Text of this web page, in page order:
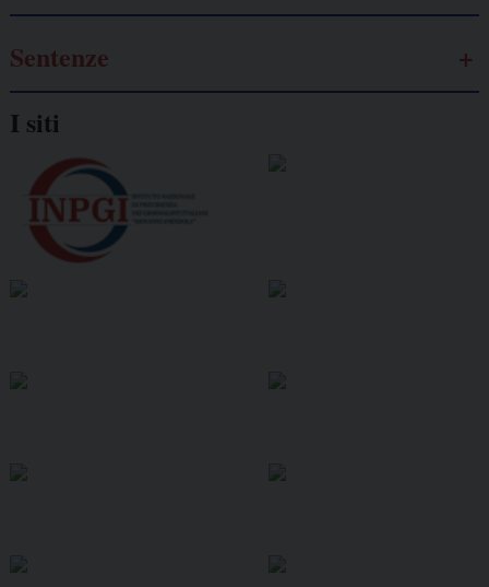
Sentenze
I siti